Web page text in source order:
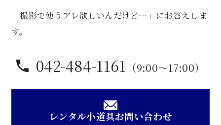
個
「撮影で使うアレ欲しいんだけど…」にお答えしま
す。
042-484-1161 （9:00〜17:00）
レンタル小道具お問い合わせ